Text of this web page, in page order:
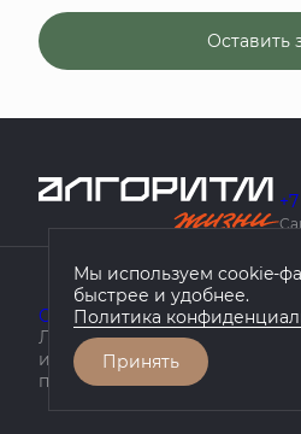
Оставить
О компанииПроекты
Любая информация,
информационный характер,
положениями статьи 437 ГК
Мы используем cookie-
быстрее и удобнее.
Политика
Принять